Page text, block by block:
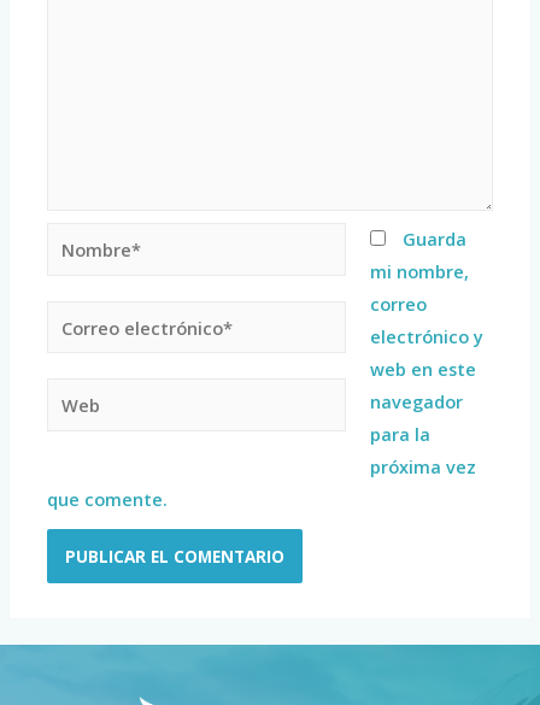
Guarda
mi nombre,
correo
electrónico y
web en este
navegador
para la
próxima vez
que comente.